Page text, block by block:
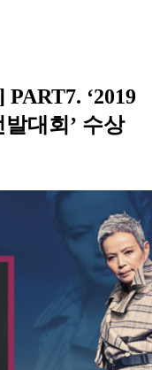
‘2019
대회’ 수상